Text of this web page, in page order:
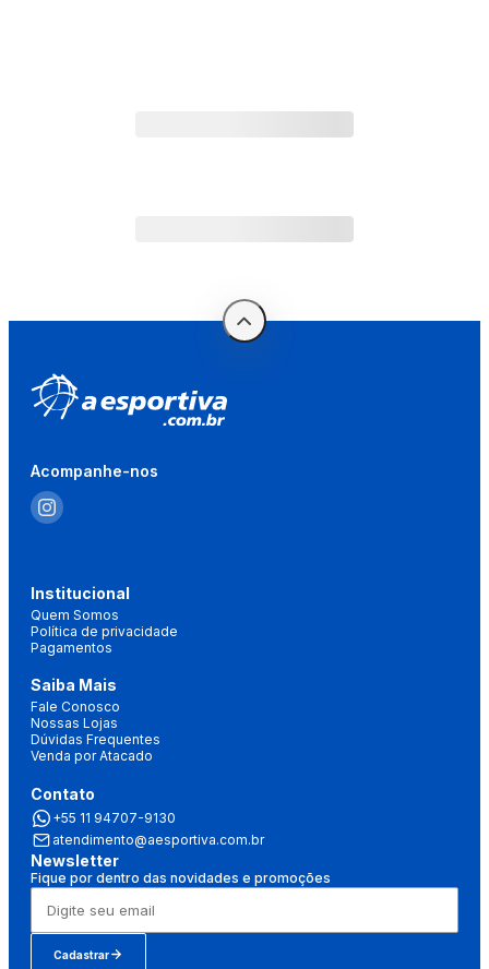
Acompanhe-nos
Institucional
Quem Somos
Política de privacidade
Pagamentos
Saiba Mais
Fale Conosco
Nossas Lojas
Dúvidas Frequentes
Venda por Atacado
Contato
+55 11 94707-9130
atendimento@aesportiva.com.br
Newsletter
Fique por dentro das novidades e promoções
Cadastrar